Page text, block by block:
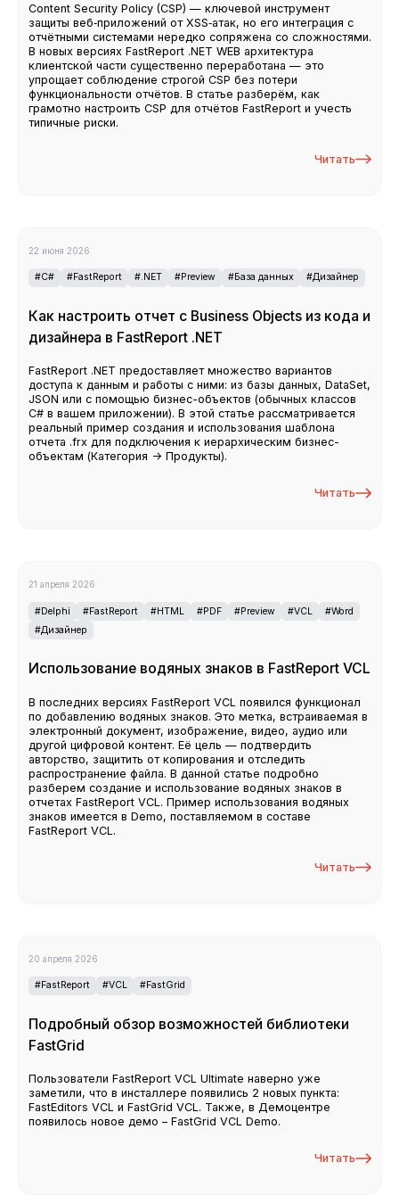
Content Security Policy (CSP) — ключевой инструмент
защиты веб‑приложений от XSS‑атак, но его интеграция с
отчётными системами нередко сопряжена со сложностями.
В новых версиях FastReport .NET WEB архитектура
клиентской части существенно переработана — это
упрощает соблюдение строгой CSP без потери
функциональности отчётов. В статье разберём, как
грамотно настроить CSP для отчётов FastReport и учесть
типичные риски.
Читать
22 июня 2026
#C# #FastReport #.NET #Preview #База данных #Дизайнер
Как настроить отчет с Business Objects из кода и
дизайнера в FastReport .NET
FastReport .NET предоставляет множество вариантов
доступа к данным и работы с ними: из базы данных, DataSet,
JSON или с помощью бизнес-объектов (обычных классов
C# в вашем приложении). В этой статье рассматривается
реальный пример создания и использования шаблона
отчета .frx для подключения к иерархическим бизнес-
объектам (Категория -> Продукты).
Читать
21 апреля 2026
#Delphi #FastReport #HTML #PDF #Preview #VCL
#Word
#Дизайнер
Использование водяных знаков в FastReport VCL
В последних версиях FastReport VCL появился функционал
по добавлению водяных знаков. Это метка, встраиваемая в
электронный документ, изображение, видео, аудио или
другой цифровой контент. Её цель — подтвердить
авторство, защитить от копирования и отследить
распространение файла. В данной статье подробно
разберем создание и использование водяных знаков в
отчетах FastReport VCL. Пример использования водяных
знаков имеется в Demo, поставляемом в составе
FastReport VCL.
Читать
20 апреля 2026
#FastReport #VCL #FastGrid
Подробный обзор возможностей библиотеки
FastGrid
Пользователи FastReport VCL Ultimate наверно уже
заметили, что в инсталлере появились 2 новых пункта:
FastEditors VCL и FastGrid VCL. Также, в Демоцентре
появилось новое демо – FastGrid VCL Demo.
Читать